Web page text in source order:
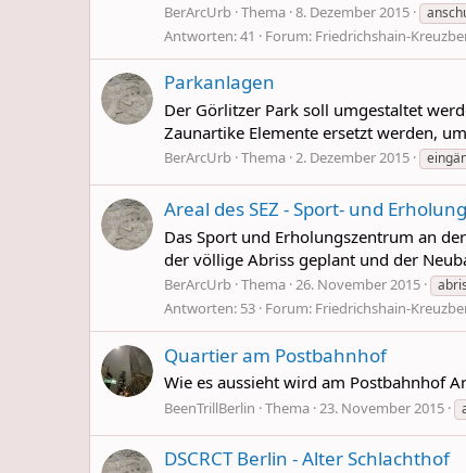
BerArcUrb Thema 8. Dezember 2015
Antworten: 41 Forum: Friedrichshain-
Parkanlagen
Der Görlitzer Park soll umgestaltet
Zaunartike Elemente ersetzt werden,
BerArcUrb Thema 2. Dezember 2015
Areal des SEZ - Sport- und
Das Sport und Erholungszentrum an
der völlige Abriss geplant und der
BerArcUrb Thema 26. November 2015
Antworten: 53 Forum: Friedrichshain-
Quartier am Postbahnhof
Wie es aussieht wird am Postbahnhof
BeenTrillBerlin Thema 23. November 2015
DSCRCT Berlin - Alter Schlachthof